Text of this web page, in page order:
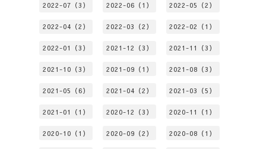
2022-07（3） 2022-06（1） 2022-05（2）
2022-04（2） 2022-03（2） 2022-02（1）
2022-01（3） 2021-12（3） 2021-11（3）
2021-10（3） 2021-09（1） 2021-08（3）
2021-05（6） 2021-04（2） 2021-03（5）
2021-01（1） 2020-12（3） 2020-11（1）
2020-10（1） 2020-09（2） 2020-08（1）